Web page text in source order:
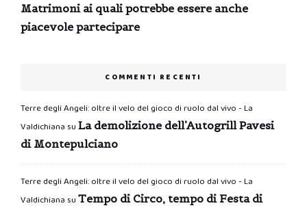
Matrimoni ai quali potrebbe essere anche
piacevole partecipare
COMMENTI RECENTI
Terre degli Angeli: oltre il velo del gioco di ruolo dal vivo - La
Valdichiana su La demolizione dell’Autogrill Pavesi
di Montepulciano
Terre degli Angeli: oltre il velo del gioco di ruolo dal vivo - La
Valdichiana su Tempo di Circo, tempo di Festa di